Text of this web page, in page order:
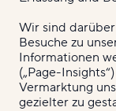
Wir sind
Besuche zu
Informationen
(„Page-
Vermarktung
gezielter zu